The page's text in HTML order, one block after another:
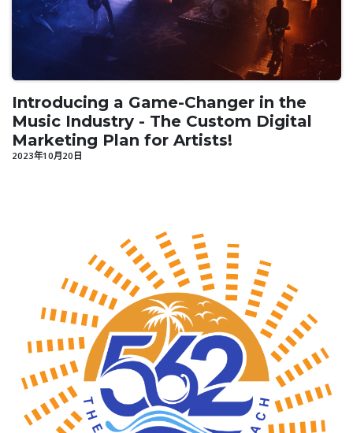
Introducing a Game-Changer in the
Music Industry - The Custom Digital
Marketing Plan for Artists!
2023年10月20日